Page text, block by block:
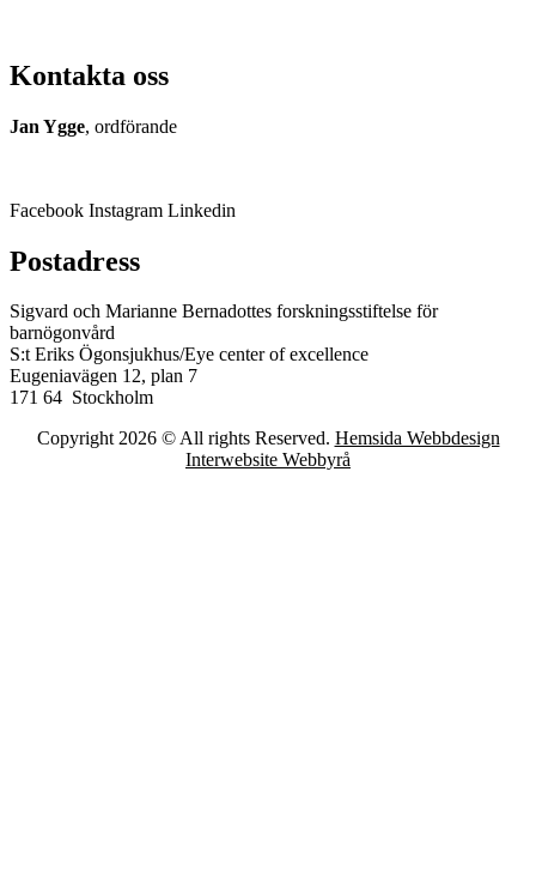
Kontakta oss
Jan Ygge, ordförande
Facebook Instagram Linkedin
Postadress
Sigvard och Marianne Bernadottes forskningsstiftelse för
barnögonvård
S:t Eriks Ögonsjukhus/Eye center of excellence
Eugeniavägen 12, plan 7
171 64 Stockholm
Copyright 2026 © All rights Reserved. Hemsida Webbdesign
Interwebsite Webbyrå